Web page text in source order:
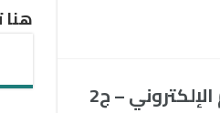
– ج2
هنا